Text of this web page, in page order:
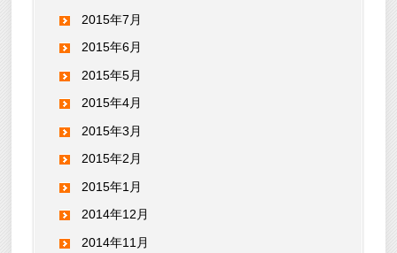
2015年7月
2015年6月
2015年5月
2015年4月
2015年3月
2015年2月
2015年1月
2014年12月
2014年11月